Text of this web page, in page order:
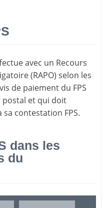
avec un Recours
(RAPO) selon les
de paiement du FPS
postal et qui doit
contestation FPS.
dans les
du